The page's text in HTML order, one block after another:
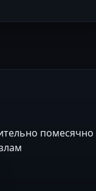
помесячно